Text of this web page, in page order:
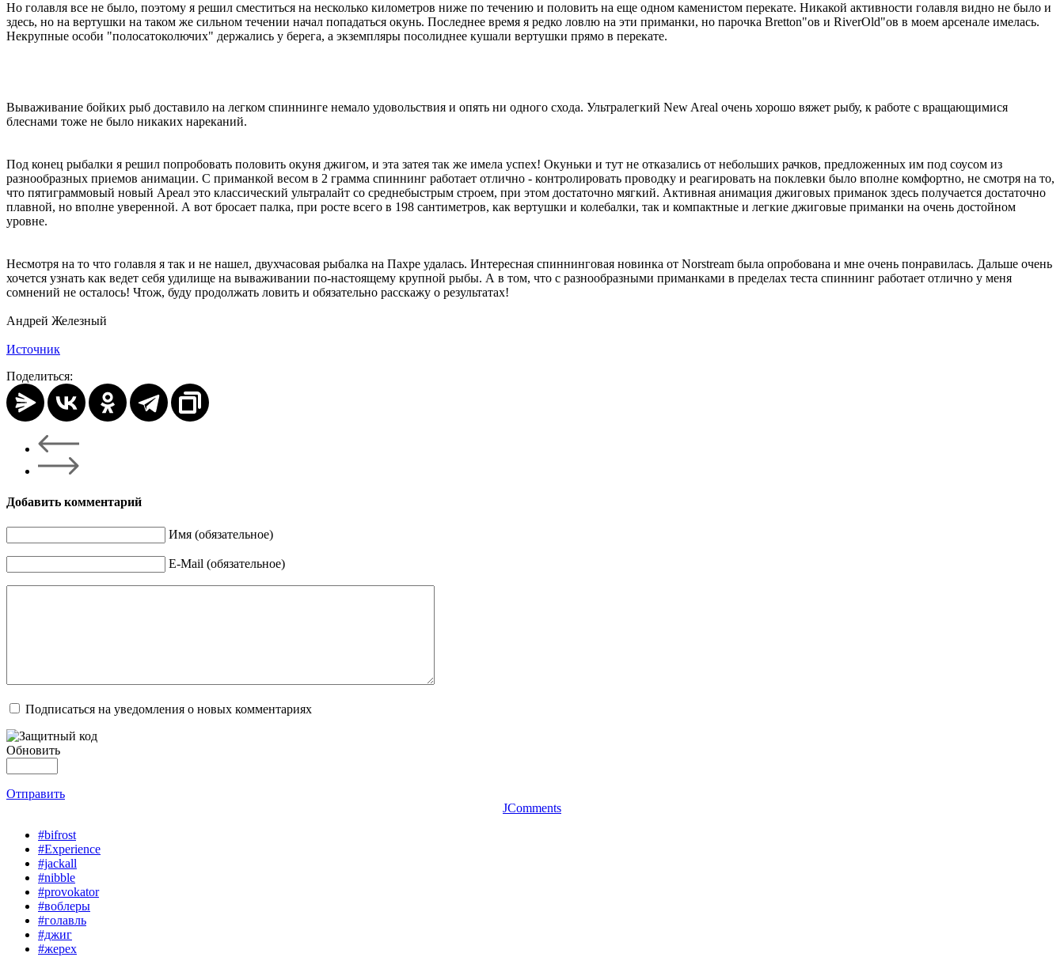
Но голавля все не было, поэтому я решил сместиться на несколько километров ниже по течению и половить на еще одном каменистом перекате. Никакой активности голавля видно не было и
здесь, но на вертушки на таком же сильном течении начал попадаться окунь. Последнее время я редко ловлю на эти приманки, но парочка Bretton"ов и RiverOld"ов в моем арсенале имелась.
Некрупные особи "полосатоколючих" держались у берега, а экземпляры посолиднее кушали вертушки прямо в перекате.
Вываживание бойких рыб доставило на легком спиннинге немало удовольствия и опять ни одного схода. Ультралегкий New Areal очень хорошо вяжет рыбу, к работе с вращающимися
блеснами тоже не было никаких нареканий.
Под конец рыбалки я решил попробовать половить окуня джигом, и эта затея так же имела успех! Окуньки и тут не отказались от небольших рачков, предложенных им под соусом из
разнообразных приемов анимации. С приманкой весом в 2 грамма спиннинг работает отлично - контролировать проводку и реагировать на поклевки было вполне комфортно, не смотря на то,
что пятиграммовый новый Ареал это классический ультралайт со среднебыстрым строем, при этом достаточно мягкий. Активная анимация джиговых приманок здесь получается достаточно
плавной, но вполне уверенной. А вот бросает палка, при росте всего в 198 сантиметров, как вертушки и колебалки, так и компактные и легкие джиговые приманки на очень достойном
уровне.
Несмотря на то что голавля я так и не нашел, двухчасовая рыбалка на Пахре удалась. Интересная спиннинговая новинка от Norstream была опробована и мне очень понравилась. Дальше очень
хочется узнать как ведет себя удилище на вываживании по-настоящему крупной рыбы. А в том, что с разнообразными приманками в пределах теста спиннинг работает отлично у меня
сомнений не осталось! Чтож, буду продолжать ловить и обязательно расскажу о результатах!
Андрей Железный
Источник
Поделиться:
Добавить комментарий
Имя (обязательное)
E-Mail (обязательное)
Подписаться на уведомления о новых комментариях
Обновить
Отправить
JComments
#bifrost
#Experience
#jackall
#nibble
#provokator
#воблеры
#голавль
#джиг
#жерех